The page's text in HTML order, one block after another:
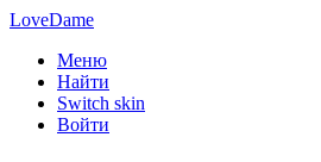
LoveDame
Меню
Найти
Switch skin
Войти